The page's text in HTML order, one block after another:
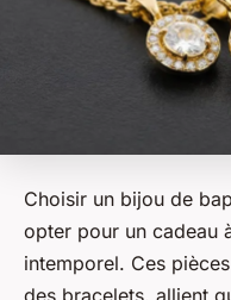
Choisir un bijou de
opter pour un cadeau
intemporel. Ces